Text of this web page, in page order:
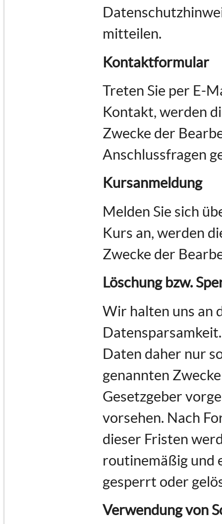
mitteilen.
Kontaktformular
Treten Sie per E-
Kontakt, werden
Zwecke der
Anschlussfragen
Kursanmeldung
Melden Sie sich
Kurs an, werden
Zwecke der
Löschung bzw.
Wir halten uns an
Daten daher nur
genannten
Gesetzgeber
vorsehen. Nach
dieser Fristen
routinemäßig und
gesperrt oder
Verwendung von